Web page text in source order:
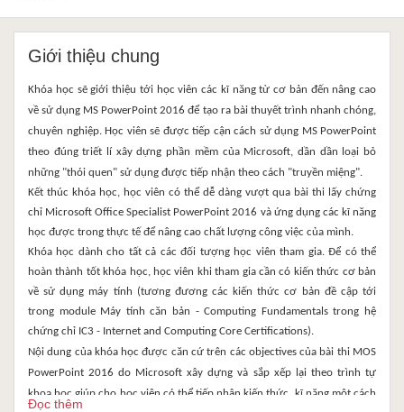
Giới thiệu chung
Khóa học sẽ giới thiệu tới học viên các kĩ năng từ cơ bản đến nâng cao
về sử dụng MS PowerPoint 2016 để tạo ra bài thuyết trình nhanh chóng,
chuyên nghiệp. Học viên sẽ được tiếp cận cách sử dụng MS PowerPoint
theo đúng triết lí xây dựng phần mềm của Microsoft, dần dần loại bỏ
những "thói quen" sử dụng được tiếp nhận theo cách "truyền miệng".
Kết thúc khóa học, học viên có thể dễ dàng vượt qua bài thi lấy chứng
chỉ Microsoft Office Specialist PowerPoint 2016 và ứng dụng các kĩ năng
học được trong thực tế để nâng cao chất lượng công việc của mình.
Khóa học dành cho tất cả các đối tượng học viên tham gia. Để có thể
hoàn thành tốt khóa học, học viên khi tham gia cần có kiến thức cơ bản
về sử dụng máy tính (tương đương các kiến thức cơ bản đề cập tới
trong module Máy tính căn bản - Computing Fundamentals trong hệ
chứng chỉ IC3 - Internet and Computing Core Certifications).
Nội dung của khóa học được căn cứ trên các objectives của bài thi MOS
PowerPoint 2016 do Microsoft xây dựng và sắp xếp lại theo trình tự
khoa học giúp cho học viên có thể tiếp nhận kiến thức, kĩ năng một cách
Đọc thêm